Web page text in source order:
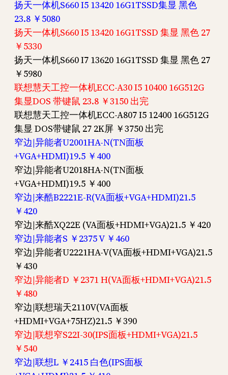
扬天一体机S660 I5 13420 16G1TSSD集显 黑色
23.8 ￥5080
扬天一体机S660 I5 13420 16G1TSSD 集显 黑色 27
￥5330
扬天一体机S660 I7 13620 16G1TSSD 集显 黑色 27
￥5980
联想慧天工控一体机ECC-A30 I5 10400 16G512G
集显DOS 带键鼠 23.8 ￥3150 出完
联想慧天工控一体机ECC-A807 I5 12400 16G512G
集显 DOS带键鼠 27 2K屏 ￥3750 出完
窄边|异能者U2001HA-N(TN面板
+VGA+HDMI)19.5 ￥400
窄边|异能者U2018HA-N(TN面板
+VGA+HDMI)19.5 ￥400
窄边|来酷B2221E-R(VA面板+VGA+HDMI)21.5
￥420
窄边|来酷XQ22E (VA面板+HDMI+VGA)21.5 ￥420
窄边|异能者S ￥2375 V ￥460
窄边|异能者U2221HA-V(VA面板+HDMI+VGA)21.5
￥430
窄边|异能者D ￥2371 H(VA面板+HDMI+VGA)21.5
￥480
窄边|联想瑞天2110V(VA面板
+HDMI+VGA+75HZ)21.5 ￥390
窄边|联想窄S22I-30(IPS面板+HDMI+VGA)21.5
￥540
窄边|联想L ￥2415 白色(IPS面板